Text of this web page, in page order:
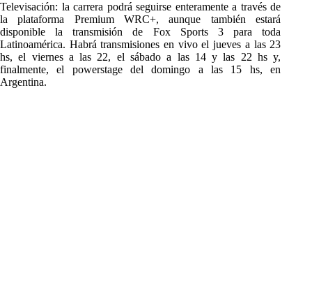
Televisación: la carrera podrá seguirse enteramente a través de
la plataforma Premium WRC+, aunque también estará
disponible la transmisión de Fox Sports 3 para toda
Latinoamérica. Habrá transmisiones en vivo el jueves a las 23
hs, el viernes a las 22, el sábado a las 14 y las 22 hs y,
finalmente, el powerstage del domingo a las 15 hs, en
Argentina.